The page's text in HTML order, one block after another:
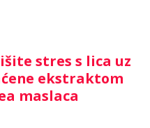
stres s lica uz
ekstraktom
maslaca